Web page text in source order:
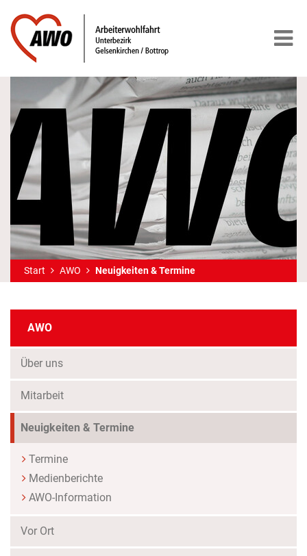
Start AWO Neuigkeiten & Termine
AWO
Über uns
Mitarbeit
Neuigkeiten & Termine
Termine
Medienberichte
AWO-Information
Vor Ort